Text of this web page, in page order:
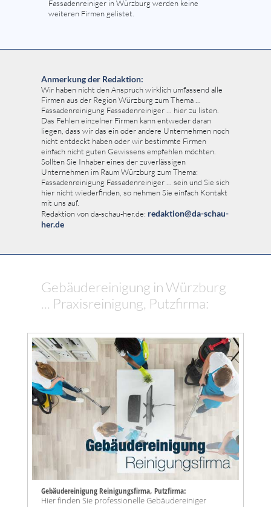
Fassadenreiniger in Würzburg werden keine
weiteren Firmen gelistet.
Anmerkung der Redaktion:
Wir haben nicht den Anspruch wirklich umfassend alle
Firmen aus der Region Würzburg zum Thema ...
Fassadenreinigung Fassadenreiniger ... hier zu listen.
Das Fehlen einzelner Firmen kann entweder daran
liegen, dass wir das ein oder andere Unternehmen noch
nicht entdeckt haben oder wir bestimmte Firmen
einfach nicht guten Gewissens empfehlen möchten.
Sollten Sie Inhaber eines der zuverlässigen
Unternehmen im Raum Würzburg zum Thema:
Fassadenreinigung Fassadenreiniger ... sein und Sie sich
hier nicht wiederfinden, so nehmen Sie einfach Kontakt
mit uns auf.
Redaktion von da-schau-her.de: redaktion@da-schau-
her.de
Gebäudereinigung in Würzburg
... Praxisreinigung, Putzfirma:
Gebäudereinigung Reinigungsfirma, Putzfirma:
Hier finden Sie professionelle Gebäudereiniger